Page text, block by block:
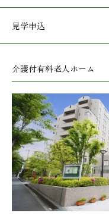
見学申込
介護付有料老人ホーム